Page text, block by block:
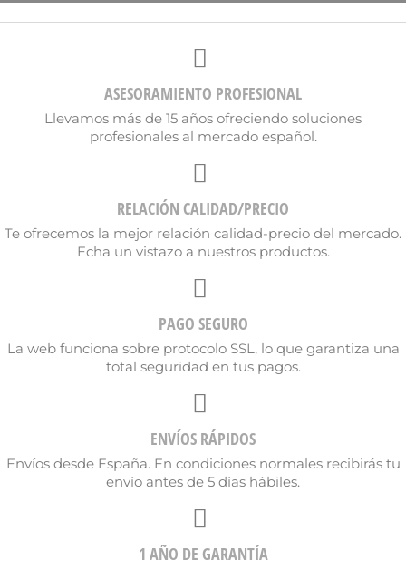
ASESORAMIENTO PROFESIONAL
Llevamos más de 15 años ofreciendo soluciones
profesionales al mercado español.
RELACIÓN CALIDAD/PRECIO
Te ofrecemos la mejor relación calidad-precio del mercado.
Echa un vistazo a nuestros productos.
PAGO SEGURO
La web funciona sobre protocolo SSL, lo que garantiza una
total seguridad en tus pagos.
ENVÍOS RÁPIDOS
Envíos desde España. En condiciones normales recibirás tu
envío antes de 5 días hábiles.
1 AÑO DE GARANTÍA